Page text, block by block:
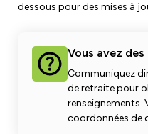
Salle de cinéma
Devenir membre
Emplois ONA
Orientation des
Équipe des droits de
Lutte contre le
Caucus des droits de
dessous pour des mises à
Vous avez
Communiquez
de retraite pour
renseignements.
coordonnées de